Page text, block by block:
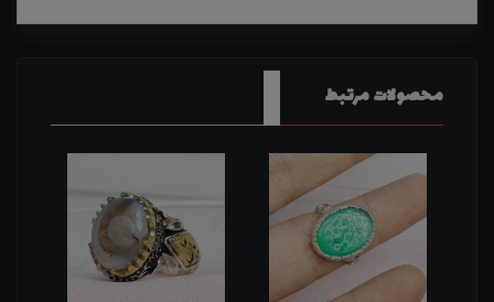
محصولات مرتبط